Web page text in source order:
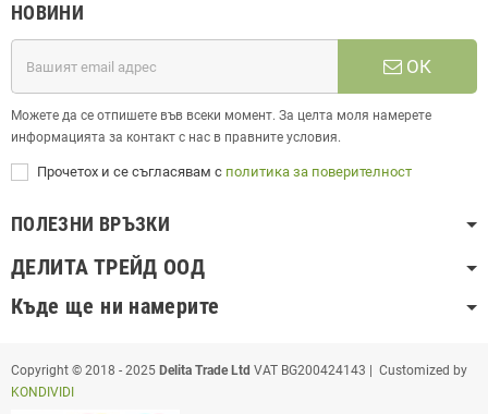
НОВИНИ
ОК
Можете да се отпишете във всеки момент. За целта моля намерете
информацията за контакт с нас в правните условия.
Прочетох и се съгласявам с политика за поверителност
ПОЛЕЗНИ ВРЪЗКИ
ДЕЛИТА ТРЕЙД ООД
Къде ще ни намерите
Copyright © 2018 - 2025 Delita Trade Ltd VAT BG200424143 | Customized by
KONDIVIDI